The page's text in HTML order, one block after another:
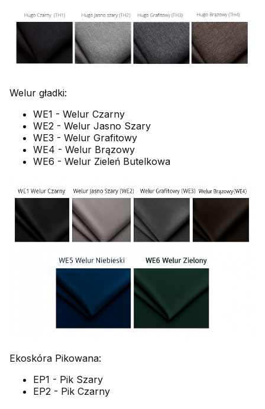
Welur gładki:
WE1 - Welur Czarny
WE2 - Welur Jasno Szary
WE3 - Welur Grafitowy
WE4 - Welur Brązowy
WE6 - Welur Zieleń Butelkowa
Ekoskóra Pikowana:
EP1 - Pik Szary
EP2 - Pik Czarny